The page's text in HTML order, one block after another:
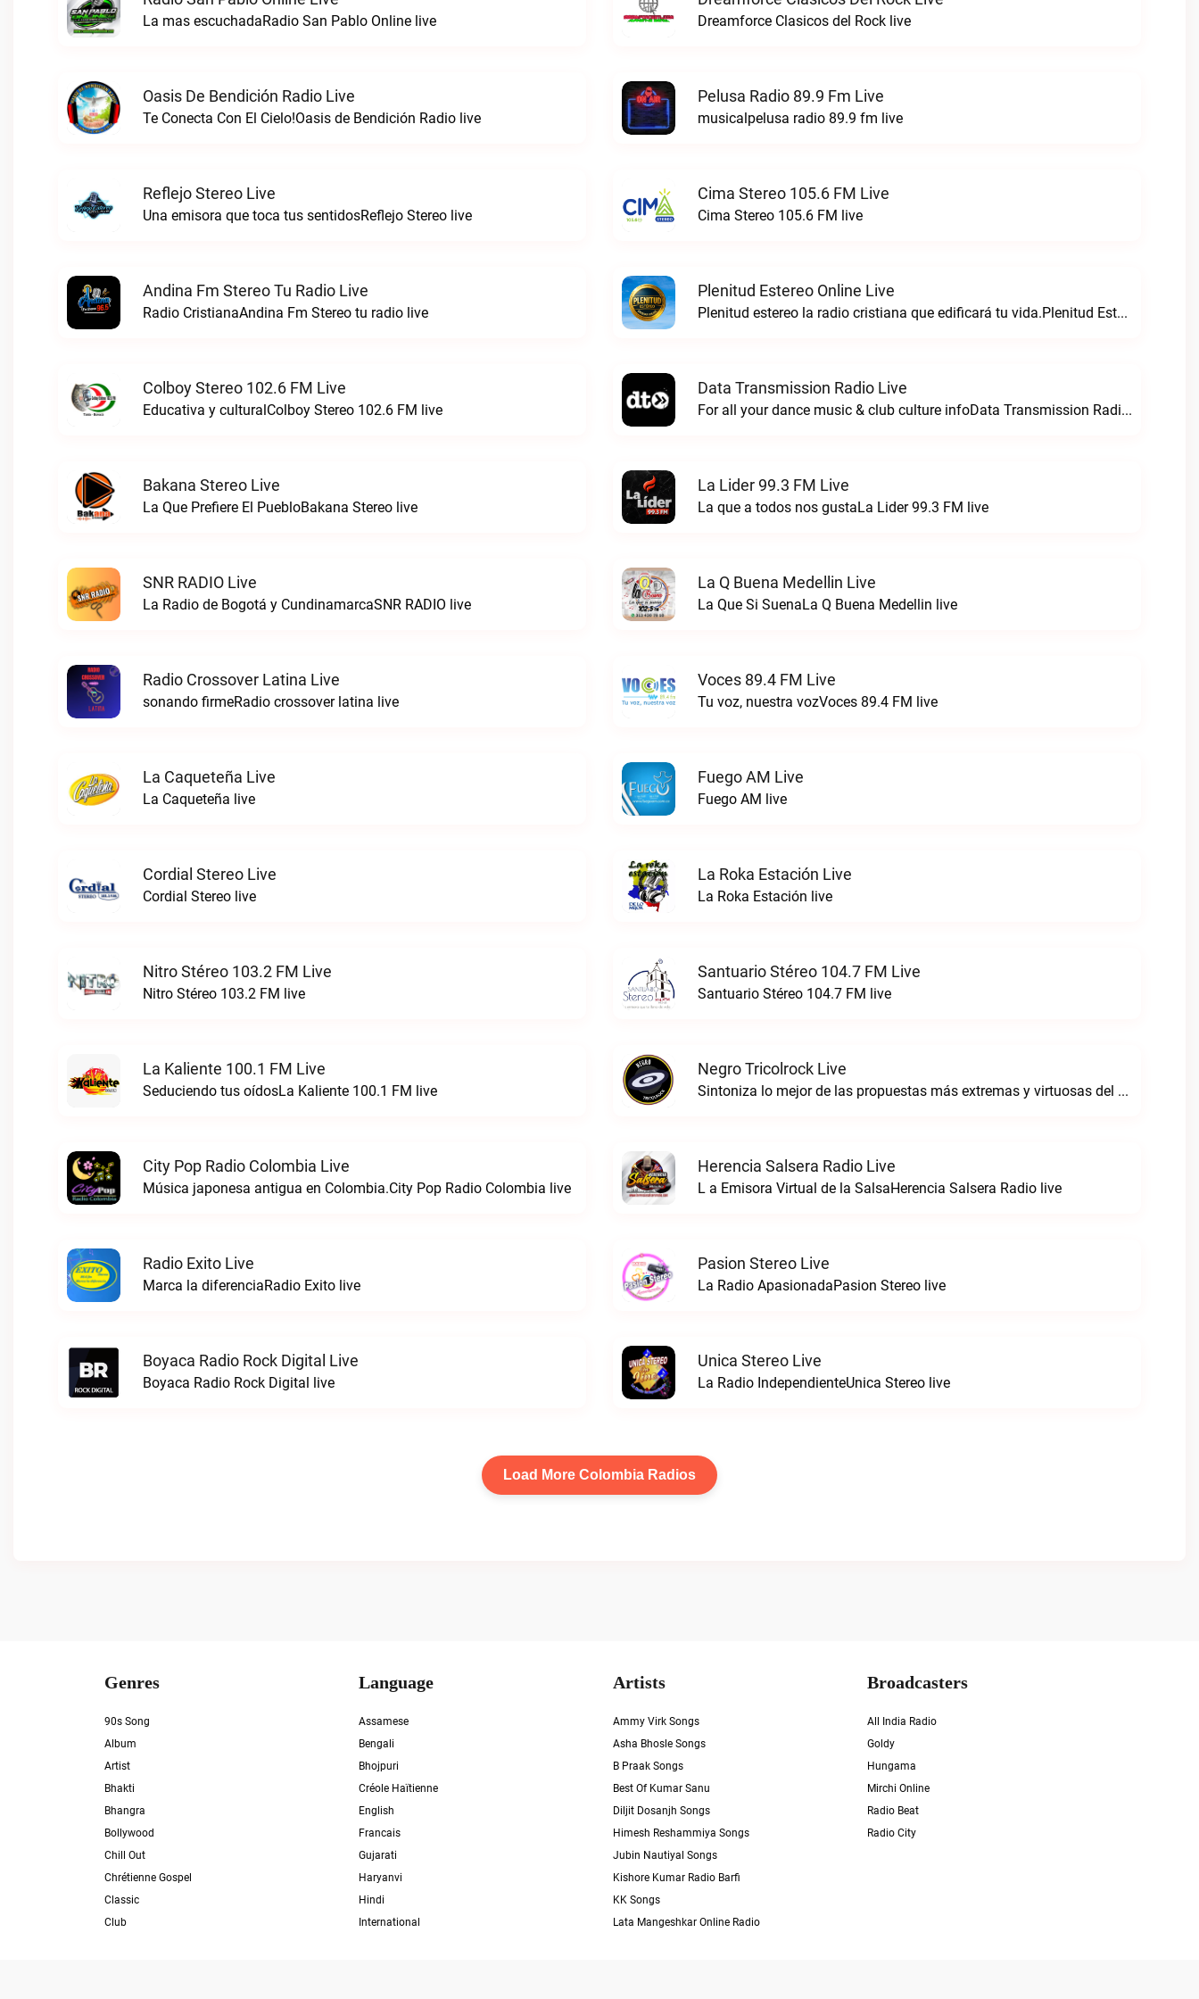
La mas escuchadaRadio San Pablo Online live Dreamforce Clasicos del Rock live
Oasis De Bendición Radio Live
Te Conecta Con El Cielo!Oasis de Bendición Radio live
Pelusa Radio 89.9 Fm Live
musicalpelusa radio 89.9 fm live
Reflejo Stereo Live
Una emisora que toca tus sentidosReflejo Stereo live
Cima Stereo 105.6 FM Live
Cima Stereo 105.6 FM live
Andina Fm Stereo Tu Radio Live
Radio CristianaAndina Fm Stereo tu radio live
Plenitud Estereo Online Live
Plenitud estereo la radio cristiana que edificará tu vida.Plenitud Estereo Online live
Colboy Stereo 102.6 FM Live
Educativa y culturalColboy Stereo 102.6 FM live
Data Transmission Radio Live
For all your dance music & club culture infoData Transmission Radio live
Bakana Stereo Live
La Que Prefiere El PuebloBakana Stereo live
La Lider 99.3 FM Live
La que a todos nos gustaLa Lider 99.3 FM live
SNR RADIO Live
La Radio de Bogotá y CundinamarcaSNR RADIO live
La Q Buena Medellin Live
La Que Si SuenaLa Q Buena Medellin live
Radio Crossover Latina Live
sonando firmeRadio crossover latina live
Voces 89.4 FM Live
Tu voz, nuestra vozVoces 89.4 FM live
La Caqueteña Live
La Caqueteña live
Fuego AM Live
Fuego AM live
Cordial Stereo Live
Cordial Stereo live
La Roka Estación Live
La Roka Estación live
Nitro Stéreo 103.2 FM Live
Nitro Stéreo 103.2 FM live
Santuario Stéreo 104.7 FM Live
Santuario Stéreo 104.7 FM live
La Kaliente 100.1 FM Live
Seduciendo tus oídosLa Kaliente 100.1 FM live
Negro Tricolrock Live
Sintoniza lo mejor de las propuestas más extremas y virtuosas del metal colombianoNegro Tricolrock live
City Pop Radio Colombia Live
Música japonesa antigua en Colombia.City Pop Radio Colombia live
Herencia Salsera Radio Live
L a Emisora Virtual de la SalsaHerencia Salsera Radio live
Radio Exito Live
Marca la diferenciaRadio Exito live
Pasion Stereo Live
La Radio ApasionadaPasion Stereo live
Boyaca Radio Rock Digital Live
Boyaca Radio Rock Digital live
Unica Stereo Live
La Radio IndependienteUnica Stereo live
Load More Colombia Radios
Genres
90s Song
Album
Artist
Bhakti
Bhangra
Bollywood
Chill Out
Chrétienne Gospel
Classic
Club
Language
Assamese
Bengali
Bhojpuri
Créole Haïtienne
English
Francais
Gujarati
Haryanvi
Hindi
International
Artists
Ammy Virk Songs
Asha Bhosle Songs
B Praak Songs
Best Of Kumar Sanu
Diljit Dosanjh Songs
Himesh Reshammiya Songs
Jubin Nautiyal Songs
Kishore Kumar Radio Barfi
KK Songs
Lata Mangeshkar Online Radio
Broadcasters
All India Radio
Goldy
Hungama
Mirchi Online
Radio Beat
Radio City